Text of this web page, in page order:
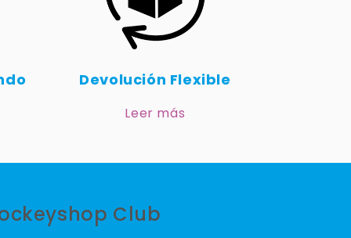
Devolución Flexible
Leer más
Club